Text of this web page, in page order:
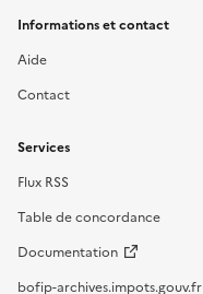
Informations et contact
Aide
Contact
Services
Flux RSS
Table de concordance
Documentation
bofip-archives.impots.gouv.fr